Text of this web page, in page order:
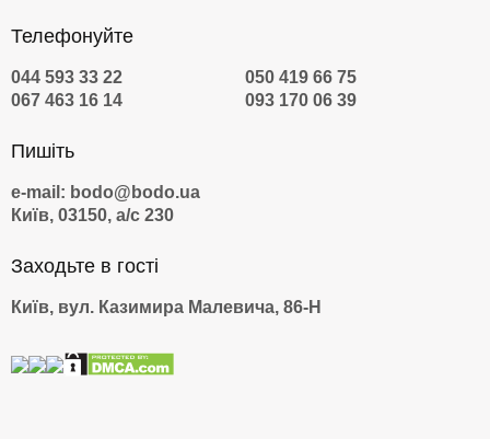
Телефонуйте
044 593 33 22
050 419 66 75
067 463 16 14
093 170 06 39
Пишіть
e-mail: bodo@bodo.ua
Київ, 03150, а/с 230
Заходьте в гості
Київ, вул. Казимира Малевича, 86-Н